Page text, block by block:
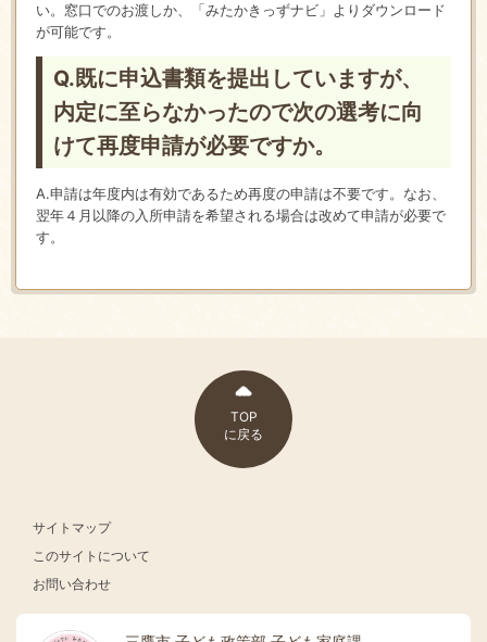
い。窓口でのお渡しか、「みたかきっずナビ」よりダウンロード
が可能です。
Q.既に申込書類を提出していますが、
内定に至らなかったので次の選考に向
けて再度申請が必要ですか。
A.申請は年度内は有効であるため再度の申請は不要です。なお、
翌年４月以降の入所申請を希望される場合は改めて申請が必要で
す。
TOP
に戻る
サイトマップ
このサイトについて
お問い合わせ